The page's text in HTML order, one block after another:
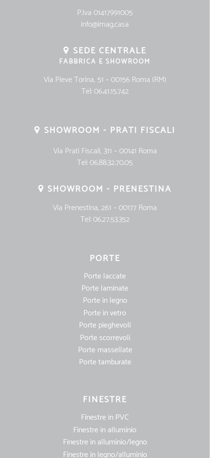
P.Iva 01417991005
info@imag.casa
SEDE CENTRALE
FABBRICA E SHOWROOM
Via Pieve Torina, 51 – 00156 Roma (RM)
Tel:06.41.15.742
SHOWROOM - PRATI FISCALI
Via Prati Fiscali, 311 – 00141 Roma
Tel:06.88.32.70.05
SHOWROOM - PRENESTINA
Via Prenestina, 261 – 00177 Roma
Tel:06.27.53.352
PORTE
Porte laccate
Porte laminate
Porte in legno
Porte in vetro
Porte pieghevoli
Porte scorrevoli
Porte massellate
Porte tamburate
FINESTRE
Finestre in PVC
Finestre in alluminio
Finestre in alluminio/legno
Finestre in legno/alluminio